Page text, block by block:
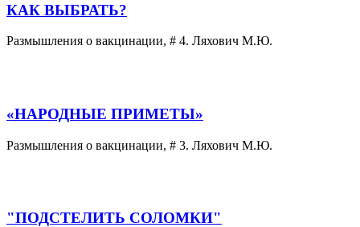
КАК ВЫБРАТЬ?
Размышления о вакцинации, # 4. Ляхович М.Ю.
«НАРОДНЫЕ ПРИМЕТЫ»
Размышления о вакцинации, # 3. Ляхович М.Ю.
"ПОДСТЕЛИТЬ СОЛОМКИ"